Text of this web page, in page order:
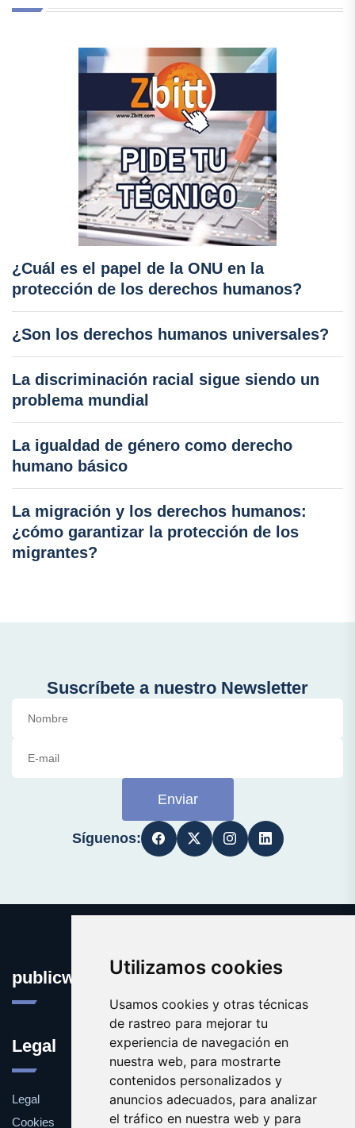
Utilizamos cookies
Usamos cookies y otras técnicas
de rastreo para mejorar tu
experiencia de navegación en
nuestra web, para mostrarte
contenidos personalizados y
anuncios adecuados, para analizar
el tráfico en nuestra web y para
¿Cuál es el papel de la ONU en la
protección de los derechos humanos?
¿Son los derechos humanos universales?
La discriminación racial sigue siendo un
problema mundial
La igualdad de género como derecho
humano básico
La migración y los derechos humanos:
¿cómo garantizar la protección de los
migrantes?
Suscríbete a nuestro Newsletter
Enviar
Síguenos:
publicworldopinion.com
Legal
Legal
Cookies